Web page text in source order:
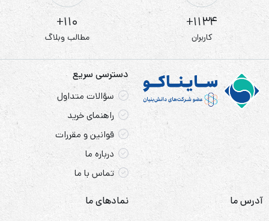
1134+
کاربران
110+
مطالب وبلاگ
دسترسی سریع
سؤالات متداول
راهنمای خرید
قوانین و مقررات
درباره ما
تماس با ما
آدرس ما نمادهای ما